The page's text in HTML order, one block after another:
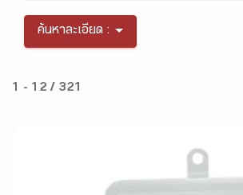
ค้นหาละเอียด :
1 - 12 / 321